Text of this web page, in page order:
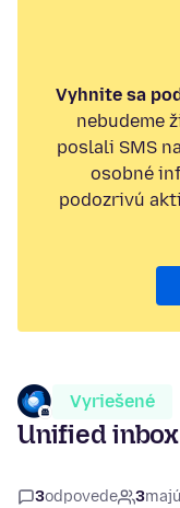
Vyhnite sa
nebudeme
poslali SMS
osobné
podozrivú
Vyriešené
Unified
3odpovede 3